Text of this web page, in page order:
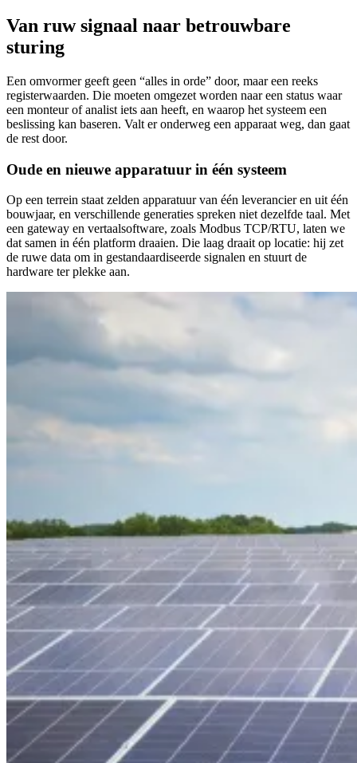
Van ruw signaal naar betrouwbare
sturing
Een omvormer geeft geen “alles in orde” door, maar een reeks
registerwaarden. Die moeten omgezet worden naar een status waar
een monteur of analist iets aan heeft, en waarop het systeem een
beslissing kan baseren. Valt er onderweg een apparaat weg, dan gaat
de rest door.
Oude en nieuwe apparatuur in één systeem
Op een terrein staat zelden apparatuur van één leverancier en uit één
bouwjaar, en verschillende generaties spreken niet dezelfde taal. Met
een gateway en vertaalsoftware, zoals Modbus TCP/RTU, laten we
dat samen in één platform draaien. Die laag draait op locatie: hij zet
de ruwe data om in gestandaardiseerde signalen en stuurt de
hardware ter plekke aan.